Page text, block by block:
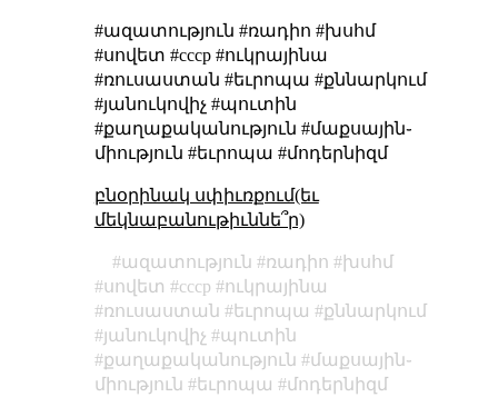
#ազատություն #ռադիո #խսհմ
#սովետ #cccp #ուկրայինա
#ռուսաստան #եւրոպա #քննարկում
#յանուկովիչ #պուտին
#քաղաքականություն #մաքսային֊
միություն #եւրոպա #մոդերնիզմ
բնօրինակ սփիւռքում(եւ
մեկնաբանութիւննե՞ր)
ազատություն ռադիո
խսհմ
սովետ
cccp
ուկրայինա
ռուսաստան
եւրոպա
քննարկում
յանուկովիչ
պուտին
քաղաքականություն
մաքսային֊
միություն
եւրոպա
մոդերնիզմ